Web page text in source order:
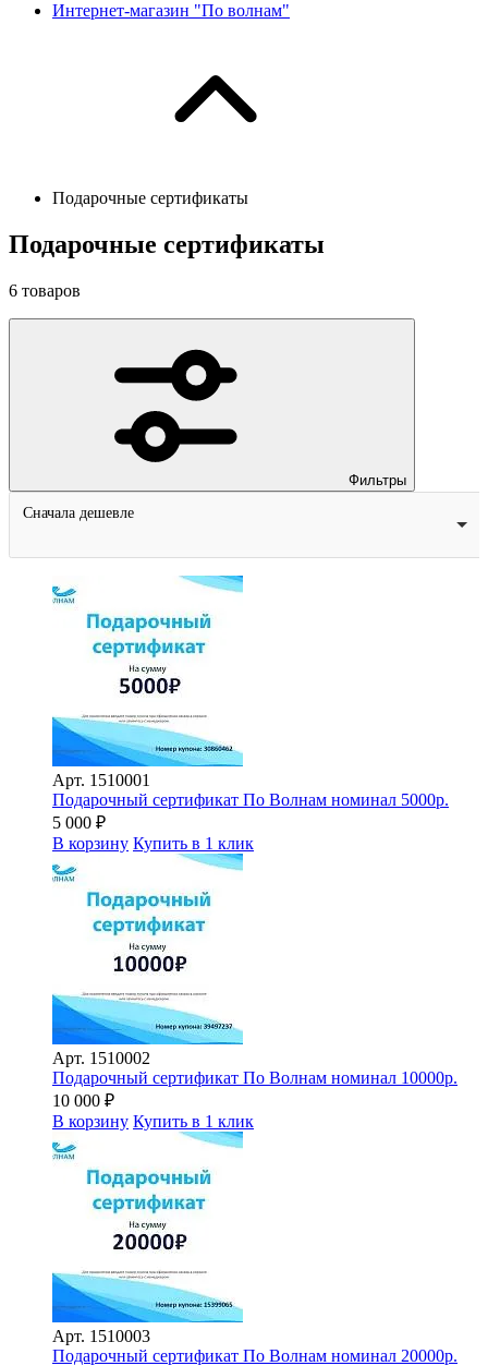
Интернет-магазин "По волнам"
Подарочные сертификаты
Подарочные сертификаты
6 товаров
Фильтры
Сначала дешевле
Арт. 1510001
Подарочный сертификат По Волнам номинал 5000р.
5 000 ₽
В корзину Купить в 1 клик
Арт. 1510002
Подарочный сертификат По Волнам номинал 10000р.
10 000 ₽
В корзину Купить в 1 клик
Арт. 1510003
Подарочный сертификат По Волнам номинал 20000р.